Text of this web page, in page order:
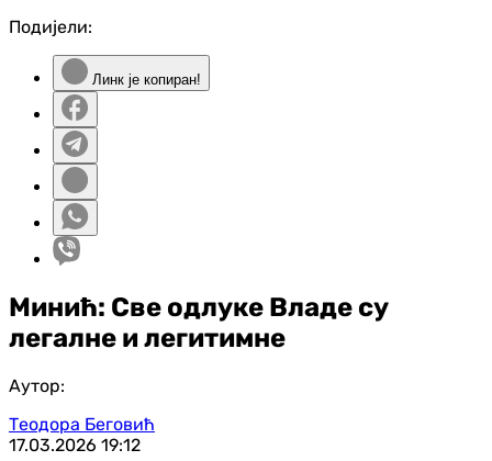
Подијели:
Линк је копиран!
Минић: Све одлуке Владе су
легалне и легитимне
Аутор:
Теодора Беговић
17.03.2026 19:12